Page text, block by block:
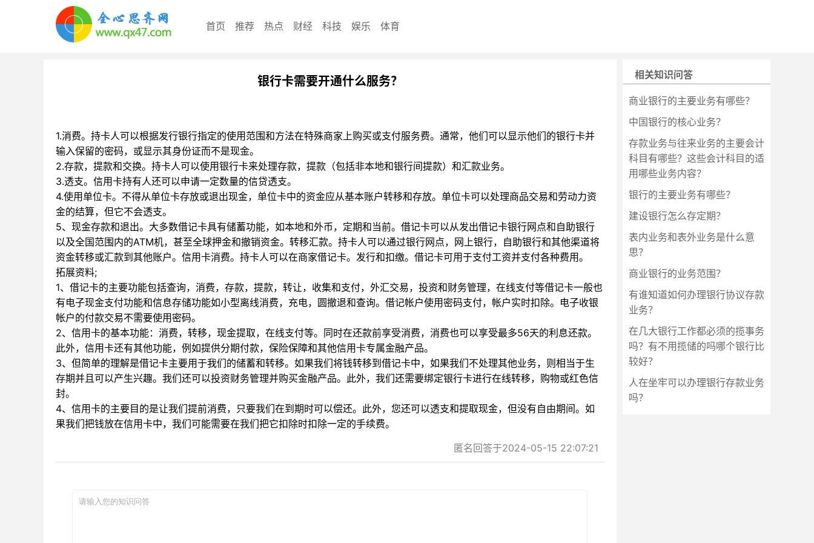
首页 推荐 热点 财经 科技 娱乐 体育
银行卡需要开通什么服务？
1.消费。持卡人可以根据发行银行指定的使用范围和方法在特殊商家上购买或支付服务费。通常，他们可以显示他们的银行卡并
输入保留的密码，或显示其身份证而不是现金。
2.存款，提款和交换。持卡人可以使用银行卡来处理存款，提款（包括非本地和银行间提款）和汇款业务。
3.透支。信用卡持有人还可以申请一定数量的信贷透支。
4.使用单位卡。不得从单位卡存放或退出现金，单位卡中的资金应从基本账户转移和存放。单位卡可以处理商品交易和劳动力资
金的结算，但它不会透支。
5、现金存款和退出。大多数借记卡具有储蓄功能，如本地和外币，定期和当前。借记卡可以从发出借记卡银行网点和自助银行
以及全国范围内的ATM机，甚至全球押金和撤销资金。转移汇款。持卡人可以通过银行网点，网上银行，自助银行和其他渠道将
资金转移或汇款到其他账户。信用卡消费。持卡人可以在商家借记卡。发行和扣缴。借记卡可用于支付工资并支付各种费用。
拓展资料;
1、借记卡的主要功能包括查询，消费，存款，提款，转让，收集和支付，外汇交易，投资和财务管理，在线支付等借记卡一般也
有电子现金支付功能和信息存储功能如小型离线消费，充电，圆撤退和查询。借记帐户使用密码支付，帐户实时扣除。电子收银
帐户的付款交易不需要使用密码。
2、信用卡的基本功能：消费，转移，现金提取，在线支付等。同时在还款前享受消费，消费也可以享受最多56天的利息还款。
此外，信用卡还有其他功能，例如提供分期付款，保险保障和其他信用卡专属金融产品。
3、但简单的理解是借记卡主要用于我们的储蓄和转移。如果我们将钱转移到借记卡中，如果我们不处理其他业务，则相当于生
存期并且可以产生兴趣。我们还可以投资财务管理并购买金融产品。此外，我们还需要绑定银行卡进行在线转移，购物或红色信
封。
4、信用卡的主要目的是让我们提前消费，只要我们在到期时可以偿还。此外，您还可以透支和提取现金，但没有自由期间。如
果我们把钱放在信用卡中，我们可能需要在我们把它扣除时扣除一定的手续费。
匿名回答于2024-05-15 22:07:21
相关知识问答
商业银行的主要业务有哪些？
中国银行的核心业务？
存款业务与往来业务的主要会计
科目有哪些？这些会计科目的适
用哪些业务内容？
银行的主要业务有哪些？
建设银行怎么存定期？
表内业务和表外业务是什么意
思？
商业银行的业务范围？
有谁知道如何办理银行协议存款
业务？
在几大银行工作都必须的揽事务
吗？有不用揽储的吗哪个银行比
较好？
人在坐牢可以办理银行存款业务
吗？